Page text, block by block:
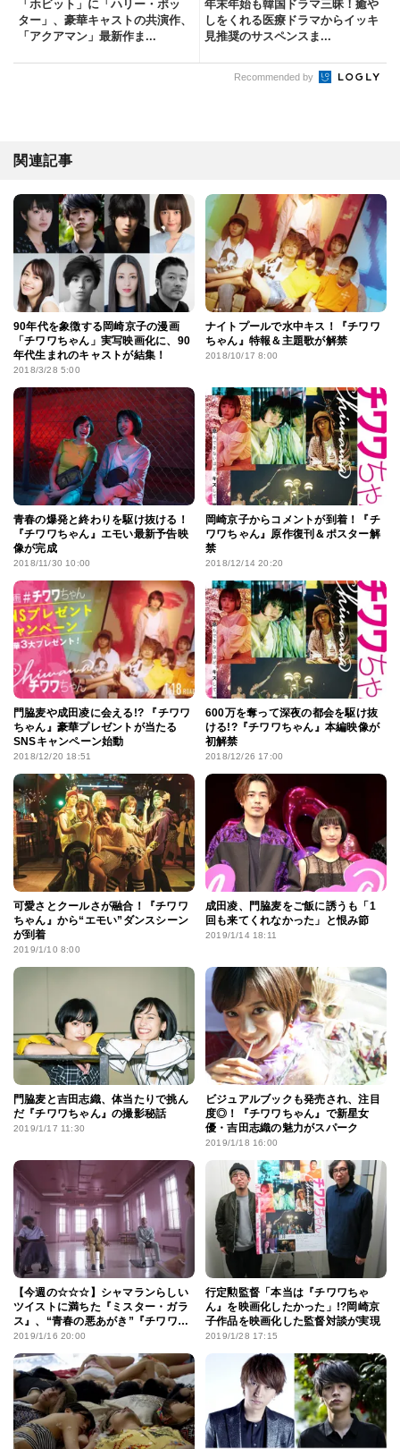
「ホビット」に「ハリー・ポッ
ター」、豪華キャストの共演作、
「アクアマン」最新作ま...
年末年始も韓国ドラマ三昧！癒や
しをくれる医療ドラマからイッキ
見推奨のサスペンスま...
Recommended by
関連記事
90年代を象徴する岡崎京子の漫画
「チワワちゃん」実写映画化に、90
年代生まれのキャストが結集！
2018/3/28 5:00
ナイトプールで水中キス！『チワワ
ちゃん』特報＆主題歌が解禁
2018/10/17 8:00
青春の爆発と終わりを駆け抜ける！
『チワワちゃん』エモい最新予告映
像が完成
2018/11/30 10:00
岡崎京子からコメントが到着！『チ
ワワちゃん』原作復刊＆ポスター解
禁
2018/12/14 20:20
門脇麦や成田凌に会える!? 『チワワ
ちゃん』豪華プレゼントが当たる
SNSキャンペーン始動
2018/12/20 18:51
600万を奪って深夜の都会を駆け抜
ける!?『チワワちゃん』本編映像が
初解禁
2018/12/26 17:00
可愛さとクールさが融合！『チワワ
ちゃん』から“エモい”ダンスシーン
が到着
2019/1/10 8:00
成田凌、門脇麦をご飯に誘うも「1
回も来てくれなかった」と恨み節
2019/1/14 18:11
門脇麦と吉田志織、体当たりで挑ん
だ『チワワちゃん』の撮影秘話
2019/1/17 11:30
ビジュアルブックも発売され、注目
度◎！『チワワちゃん』で新星女
優・吉田志織の魅力がスパーク
2019/1/18 16:00
【今週の☆☆☆】シャマランらしい
ツイストに満ちた『ミスター・ガラ
ス』、“青春の悪あがき”『チワワ
ちゃん』など週末観るならこの3
2019/1/16 20:00
行定勲監督「本当は『チワワちゃ
ん』を映画化したかった」!?岡崎京
子作品を映画化した監督対談が実現
2019/1/28 17:15